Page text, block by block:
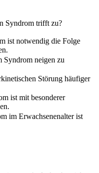
Syndrom trifft zu?
ist notwendig die Folge
Syndrom neigen zu
Störung häufiger
ist mit besonderer
im Erwachsenenalter ist